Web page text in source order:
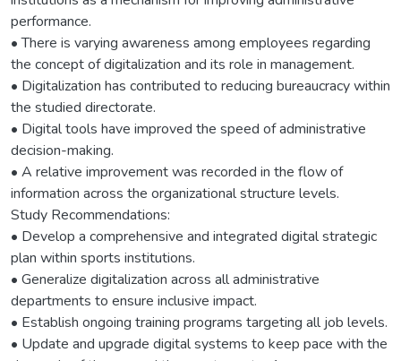
performance.
• There is varying awareness among employees regarding
the concept of digitalization and its role in management.
• Digitalization has contributed to reducing bureaucracy within
the studied directorate.
• Digital tools have improved the speed of administrative
decision-making.
• A relative improvement was recorded in the flow of
information across the organizational structure levels.
Study Recommendations:
• Develop a comprehensive and integrated digital strategic
plan within sports institutions.
• Generalize digitalization across all administrative
departments to ensure inclusive impact.
• Establish ongoing training programs targeting all job levels.
• Update and upgrade digital systems to keep pace with the